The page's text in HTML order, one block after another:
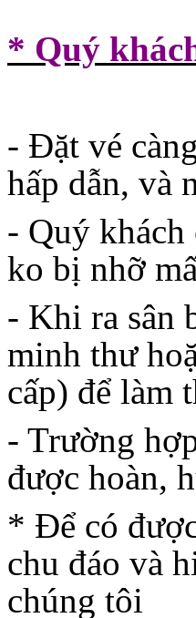
* Quý
- Đặt vé
hấp dẫn, và
- Quý khách
ko bị nhỡ
- Khi ra sân
minh thư
cấp) để làm
- Trường
được hoàn,
* Để có
chu đáo và
chúng tôi